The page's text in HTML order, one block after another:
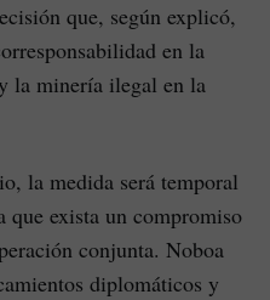
que, según explicó,
en la
la minería ilegal en la
la medida será temporal
que exista un compromiso
conjunta. Noboa
diplomáticos y